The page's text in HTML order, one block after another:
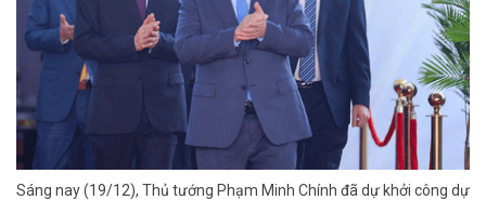
Sáng nay (19/12), Thủ tướng Phạm Minh Chính đã dự khởi công dự